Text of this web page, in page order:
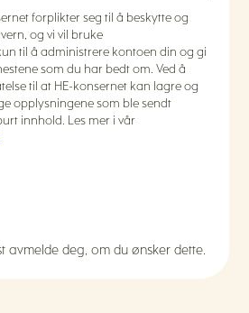
forplikter seg til å beskytte og
og vi vil bruke
til å administrere kontoen din og gi
som du har bedt om. Ved å
til at HE-konsernet kan lagre og
opplysningene som ble sendt
innhold. Les mer i vår
avmelde deg, om du ønsker dette.